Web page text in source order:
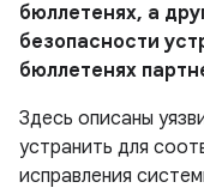
бюллетенях, а
безопасности
бюллетенях
Здесь описаны
устранить для
исправления